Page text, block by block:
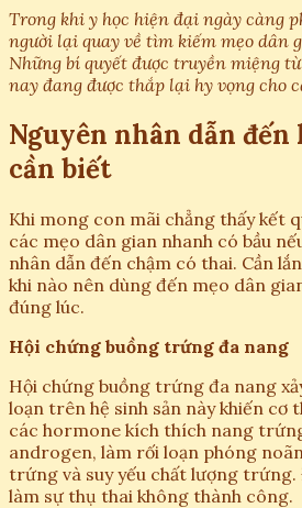
Trong khi y học hiện đại ngày càng
người lại quay về tìm kiếm mẹo dân
Những bí quyết được truyền miệng
nay đang được thắp lại hy vọng cho
Nguyên nhân dẫn
cần biết
Khi mong con mãi chẳng thấy kết
các mẹo dân gian nhanh có bầu
nhân dẫn đến chậm có thai. Cần
khi nào nên dùng đến mẹo dân
đúng lúc.
Hội chứng buồng trứng đa nang
Hội chứng buồng trứng đa nang
loạn trên hệ sinh sản này khiến cơ
các hormone kích thích nang
androgen, làm rối loạn phóng
trứng và suy yếu chất lượng
làm sự thụ thai không thành công.